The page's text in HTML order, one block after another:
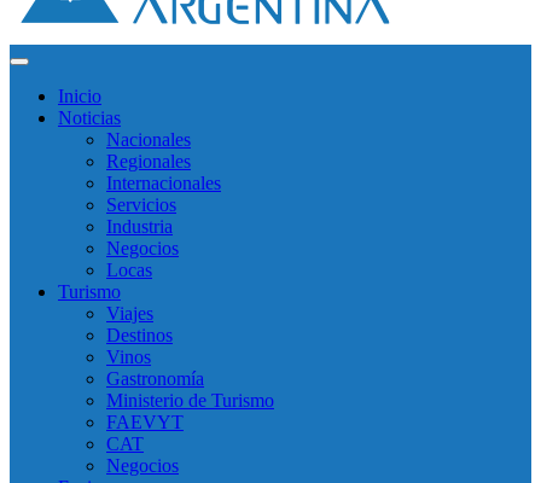
Inicio
Noticias
Nacionales
Regionales
Internacionales
Servicios
Industria
Negocios
Locas
Turismo
Viajes
Destinos
Vinos
Gastronomía
Ministerio de Turismo
FAEVYT
CAT
Negocios